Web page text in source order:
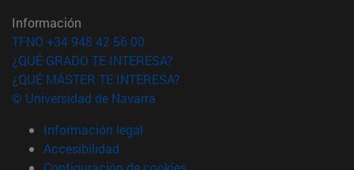
Información
TFNO +34 948 42 56 00
¿QUÉ GRADO TE INTERESA?
¿QUÉ MÁSTER TE INTERESA?
© Universidad de Navarra
Información legal
Accesibilidad